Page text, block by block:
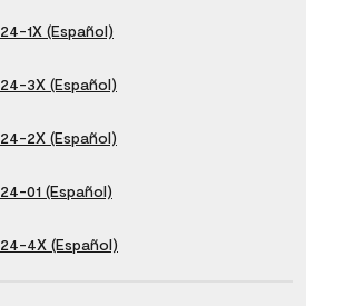
1X (Español)
3X (Español)
2X (Español)
01 (Español)
4X (Español)